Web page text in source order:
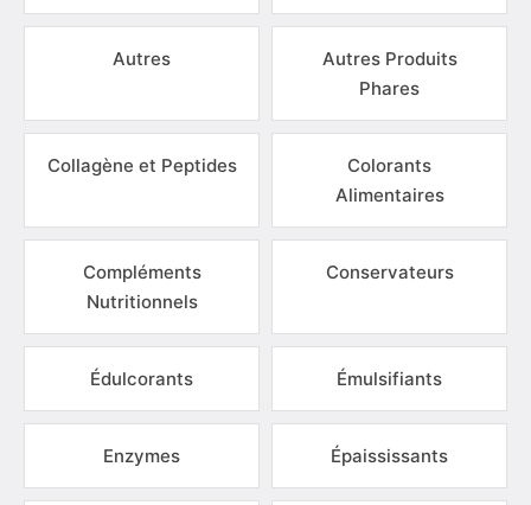
Autres
Autres Produits
Phares
Collagène et Peptides
Colorants
Alimentaires
Compléments
Nutritionnels
Conservateurs
Édulcorants Émulsifiants
Enzymes Épaississants